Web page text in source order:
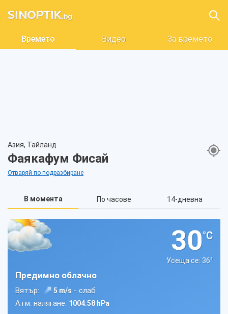
Времето Видео За времето
Азия, Тайланд
Фаякафум Фисай
Отваряй по подразбиране
В момента По часове 14-дневна
30°C
Усеща се: 36°
Предимно облачно
Вятър: 5 m/s - слаб
Атм. налягане: 1004.58 hPa